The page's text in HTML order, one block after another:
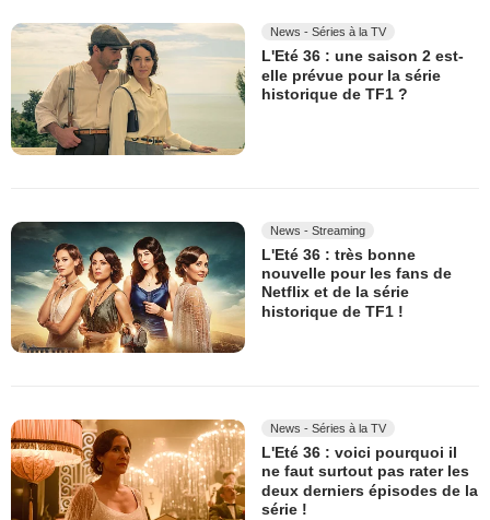
News - Séries à la TV
L'Eté 36 : une saison 2 est-
elle prévue pour la série
historique de TF1 ?
News - Streaming
L'Eté 36 : très bonne
nouvelle pour les fans de
Netflix et de la série
historique de TF1 !
News - Séries à la TV
L'Eté 36 : voici pourquoi il
ne faut surtout pas rater les
deux derniers épisodes de la
série !